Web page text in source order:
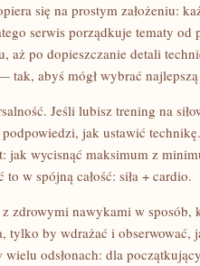
się na prostym założeniu:
serwis porządkuje tematy
aż po dopieszczanie detali
tak, abyś mógł wybrać
Jeśli lubisz trening na
jak ustawić
jak wycisnąć maksimum z
w spójną całość: siła + cardio.
zdrowymi nawykami w
tylko by wdrażać i obserwować,
odsłonach: dla